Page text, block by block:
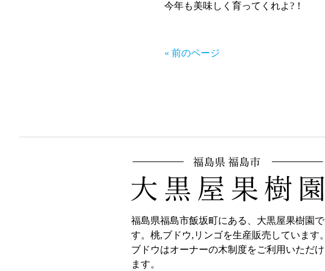
今年も美味しく育ってくれよ?！
« 前のページ
福島県福島市飯坂町にある、大黒屋果樹園で
す。桃,ブドウ,リンゴを生産販売しています。
ブドウはオーナーの木制度をご利用いただけ
ます。